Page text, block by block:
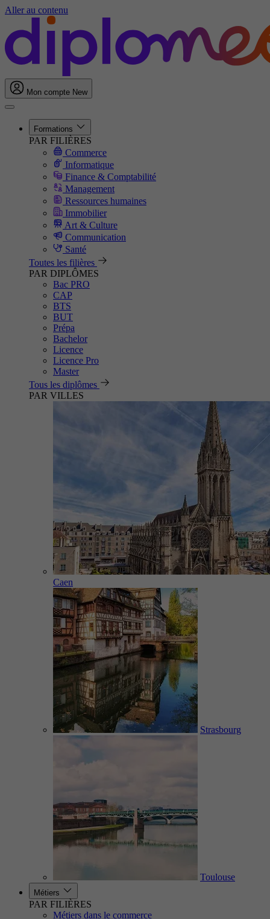
Aller au contenu
Mon compte New
Formations
PAR FILIÈRES
Commerce
Informatique
Finance & Comptabilité
Management
Ressources humaines
Immobilier
Art & Culture
Communication
Santé
Toutes les filières
PAR DIPLÔMES
Bac PRO
CAP
BTS
BUT
Prépa
Bachelor
Licence
Licence Pro
Master
Tous les diplômes
PAR VILLES
Caen
Strasbourg
Toulouse
Métiers
PAR FILIÈRES
Métiers dans le commerce